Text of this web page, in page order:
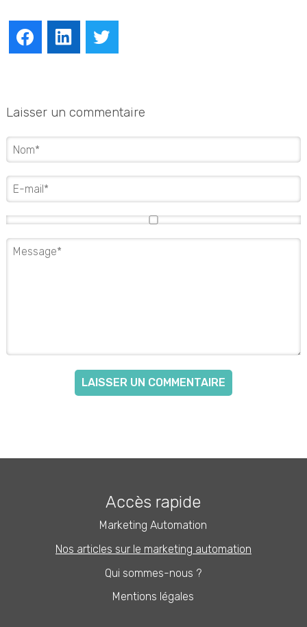
FacebookLinkedIn
Laisser un commentaire
Accès rapide
Marketing Automation
Nos articles sur le marketing automation
Qui sommes-nous ?
Mentions légales